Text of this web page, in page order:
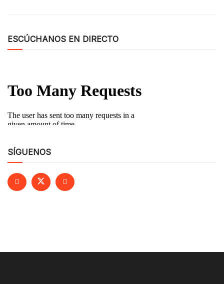
ESCÚCHANOS EN DIRECTO
SÍGUENOS